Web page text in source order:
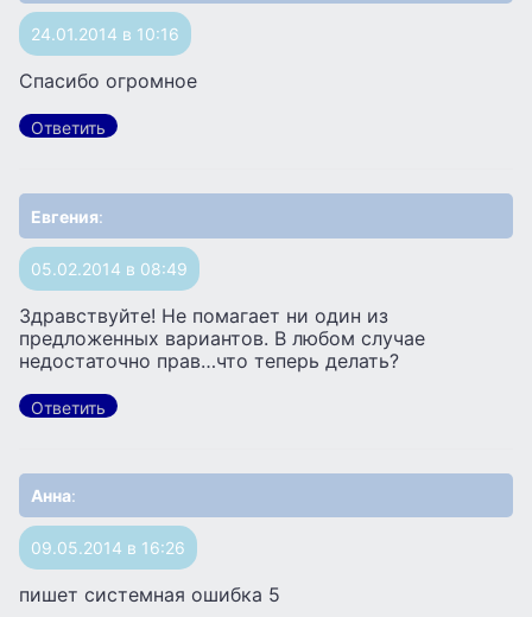
24.01.2014 в 10:16
Спасибо огромное
Ответить
Евгения:
05.02.2014 в 08:49
Здравствуйте! Не помагает ни один из
предложенных вариантов. В любом случае
недостаточно прав…что теперь делать?
Ответить
Анна:
09.05.2014 в 16:26
пишет системная ошибка 5